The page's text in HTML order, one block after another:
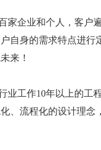
企业和个人，客户
自身的需求特点进
来！
工作10年以上的工
、流程化的设计理